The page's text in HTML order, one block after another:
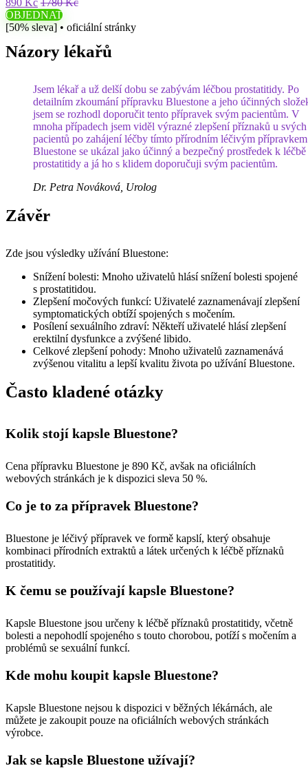
890 Kč 1780 Kč
OBJEDNAT
[50% sleva] • oficiální stránky
Názory lékařů
Jsem lékař a už delší dobu se zabývám léčbou prostatitidy. Po
detailním zkoumání přípravku Bluestone a jeho účinných
jsem se rozhodl doporučit tento přípravek svým pacientům. V
mnoha případech jsem viděl výrazné zlepšení příznaků u svých
pacientů po zahájení léčby tímto přírodním léčivým
Bluestone se ukázal jako účinný a bezpečný prostředek k léčbě
prostatitidy a já ho s klidem doporučuji svým pacientům.
Dr. Petra Nováková, Urolog
Závěr
Zde jsou výsledky užívání Bluestone:
Snížení bolesti: Mnoho uživatelů hlásí snížení bolesti spojené
s prostatitidou.
Zlepšení močových funkcí: Uživatelé zaznamenávají zlepšení
symptomatických obtíží spojených s močením.
Posílení sexuálního zdraví: Někteří uživatelé hlásí zlepšení
erektilní dysfunkce a zvýšené libido.
Celkové zlepšení pohody: Mnoho uživatelů zaznamenává
zvýšenou vitalitu a lepší kvalitu života po užívání Bluestone.
Často kladené otázky
Kolik stojí kapsle Bluestone?
Cena přípravku Bluestone je 890 Kč, avšak na oficiálních
webových stránkách je k dispozici sleva 50 %.
Co je to za přípravek Bluestone?
Bluestone je léčivý přípravek ve formě kapslí, který obsahuje
kombinaci přírodních extraktů a látek určených k léčbě příznaků
prostatitidy.
K čemu se používají kapsle Bluestone?
Kapsle Bluestone jsou určeny k léčbě příznaků prostatitidy, včetně
bolesti a nepohodlí spojeného s touto chorobou, potíží s močením a
problémů se sexuální funkcí.
Kde mohu koupit kapsle Bluestone?
Kapsle Bluestone nejsou k dispozici v běžných lékárnách, ale
můžete je zakoupit pouze na oficiálních webových stránkách
výrobce.
Jak se kapsle Bluestone užívají?